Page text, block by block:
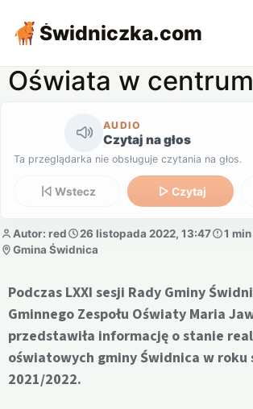
Świdniczka.com
Oświata w
AUDIO
Czytaj na głos
Ta przeglądarka nie obsługuje czytania na głos.
Wstecz Czytaj
Autor: red 26 listopada 2022, 13:47
1
Gmina Świdnica
Podczas LXXI sesji Rady Gminy
Gminnego Zespołu Oświaty Maria
przedstawiła informację o stanie
oświatowych gminy Świdnica w roku
2021/2022.